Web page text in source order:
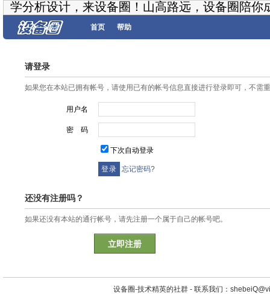
学分析设计，来设备圈！山高路远，设备圈陪你
首页 帮助
请登录
如果您在本站已拥有帐号，请使用已有的帐号信息直接进行登录即可，不需
用户名
密 码
下次自动登录
忘记密码?
还没有注册吗？
如果还没有本站的通行帐号，请先注册一个属于自己的帐号吧。
立即注册
设备圈-技术精英的社群 - 联系我们：